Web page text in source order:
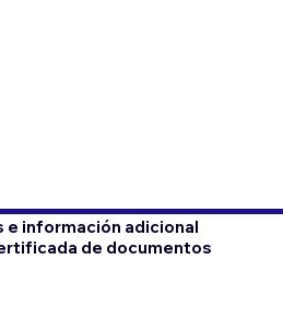
información adicional
de documentos